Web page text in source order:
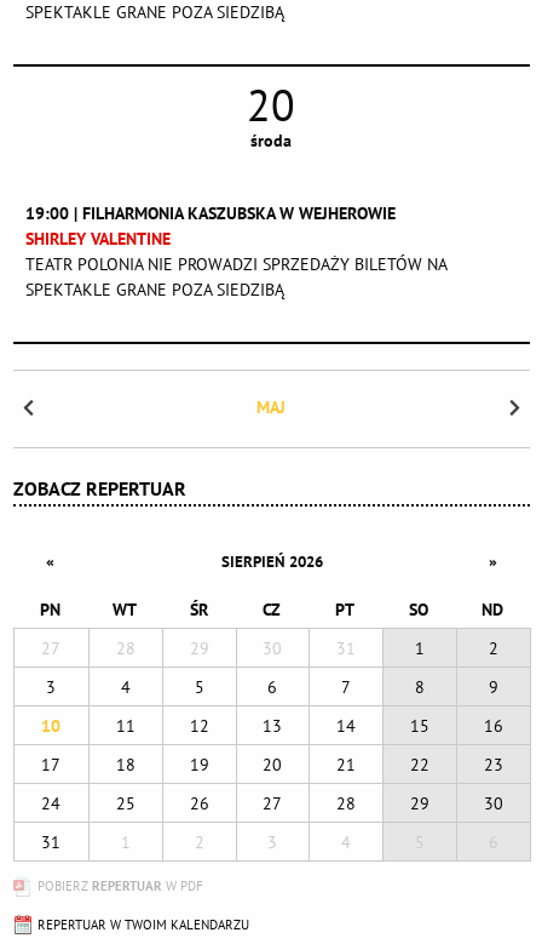
ZOBACZ REPERTUAR
« SIERPIEŃ 2026 »
PN WT ŚR CZ PT SO
ND
27
28 29 30 31 1
2
3
4 5 6 7 8
9
10
11 12 13 14 15
16
17
18 19 20 21 22
23
24
25 26 27 28 29
30
31
1 2 3 4 5 6
POBIERZ REPERTUAR W PDF
REPERTUAR W TWOIM KALENDARZU
SPEKTAKLE GRANE POZA SIEDZIBĄ
20
środa
19:00 | FILHARMONIA KASZUBSKA W WEJHEROWIE
SHIRLEY VALENTINE
TEATR POLONIA NIE PROWADZI SPRZEDAŻY BILETÓW NA
SPEKTAKLE GRANE POZA SIEDZIBĄ
MAJ